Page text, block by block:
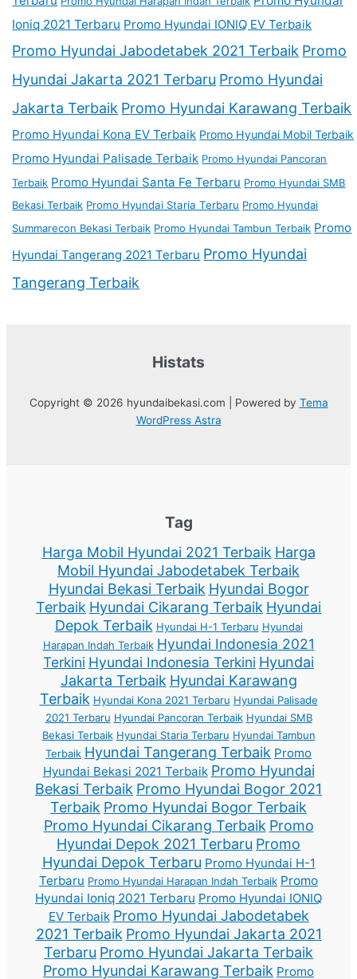
Ioniq 2021 Terbaru Promo Hyundai IONIQ EV Terbaik
Promo Hyundai Jabodetabek 2021 Terbaik Promo
Hyundai Jakarta 2021 Terbaru Promo Hyundai
Jakarta Terbaik Promo Hyundai Karawang Terbaik
Promo Hyundai Kona EV Terbaik Promo Hyundai Mobil Terbaik
Promo Hyundai Palisade Terbaik Promo Hyundai Pancoran
Terbaik Promo Hyundai Santa Fe Terbaru Promo Hyundai SMB
Bekasi Terbaik Promo Hyundai Staria Terbaru Promo Hyundai
Summarecon Bekasi Terbaik Promo Hyundai Tambun Terbaik Promo
Hyundai Tangerang 2021 Terbaru Promo Hyundai
Tangerang Terbaik
Histats
Copyright © 2026 hyundaibekasi.com | Powered by Tema
WordPress Astra
Tag
Harga Mobil Hyundai 2021 Terbaik Harga
Mobil Hyundai Jabodetabek Terbaik
Hyundai Bekasi Terbaik Hyundai Bogor
Terbaik Hyundai Cikarang Terbaik Hyundai
Depok Terbaik Hyundai H-1 Terbaru Hyundai
Harapan Indah Terbaik Hyundai Indonesia 2021
Terkini Hyundai Indonesia Terkini Hyundai
Jakarta Terbaik Hyundai Karawang
Terbaik Hyundai Kona 2021 Terbaru Hyundai Palisade
2021 Terbaru Hyundai Pancoran Terbaik Hyundai SMB
Bekasi Terbaik Hyundai Staria Terbaru Hyundai Tambun
Terbaik Hyundai Tangerang Terbaik Promo
Hyundai Bekasi 2021 Terbaik Promo Hyundai
Bekasi Terbaik Promo Hyundai Bogor 2021
Terbaik Promo Hyundai Bogor Terbaik
Promo Hyundai Cikarang Terbaik Promo
Hyundai Depok 2021 Terbaru Promo
Hyundai Depok Terbaru Promo Hyundai H-1
Terbaru Promo Hyundai Harapan Indah Terbaik Promo
Hyundai Ioniq 2021 Terbaru Promo Hyundai IONIQ
EV Terbaik Promo Hyundai Jabodetabek
2021 Terbaik Promo Hyundai Jakarta 2021
Terbaru Promo Hyundai Jakarta Terbaik
Promo Hyundai Karawang Terbaik Promo